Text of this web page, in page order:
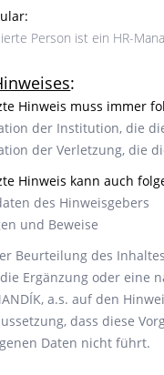
Person ist ein HR-
:
Hinweis muss immer
der Institution, die
der Verletzung, die
Hinweis kann auch
des Hinweisgebers
und Beweise
Beurteilung des
Ergänzung oder eine
a.s. auf den
dass diese
Daten nicht führt.